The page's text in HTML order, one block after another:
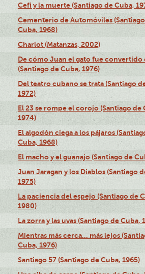
Cefi y la muerte (Santiago de Cuba,
Cementerio de Automóviles
Cuba, 1968)
Charlot (Matanzas, 2002)
De cómo Juan el gato fue convertido
(Santiago de Cuba, 1976)
Del teatro cubano se trata (Santiago
1972)
El 23 se rompe el corojo (Santiago de
1974)
El algodón ciega a los pájaros
Cuba, 1968)
El macho y el guanajo (Santiago de
Juan Jaragan y los Diablos (Santiago
1975)
La paciencia del espejo (Santiago de
1980)
La zorra y las uvas (Santiago de Cuba,
Mientras más cerca... más lejos
Cuba, 1976)
Santiago 57 (Santiago de Cuba, 1965)